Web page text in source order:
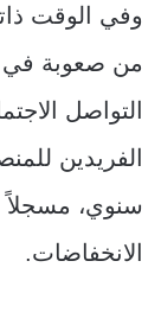
وفي الوقت
من صعوبة في
التواصل
سنوي، مسجلاً
الانخفاضات.